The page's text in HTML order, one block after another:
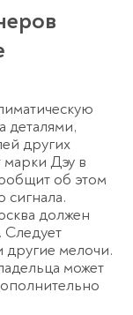
деталями,
других
Дэу в
об этом
сигнала.
должен
другие мелочи.
может